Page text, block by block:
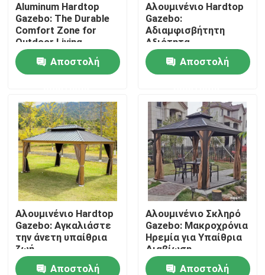
Σπίτι
Προϊόντα
Περίπου εμείς
Γύρος εργοστασίων
Ποιοτικός έλεγχος
Μας ελάτε σε επαφή με
Aluminum Hardtop
Gazebo: The Durable
Comfort Zone for
Outdoor Living
Αποστολή
Αλουμινένιο Hardtop
Gazebo:
Αδιαμφισβήτητη
Αξιότητα
Εμπιστοσύνης για
τον Εξωτερικό Σας
Χώρο
Αποστολή
Αλουμινένιο Hardtop
Gazebo: Αγκαλιάστε
την άνετη υπαίθρια
ζωή
Αποστολή
Αλουμινένιο Σκληρό
Gazebo: Μακροχρόνια
Ηρεμία για Υπαίθρια
Διαβίωση
Αποστολή